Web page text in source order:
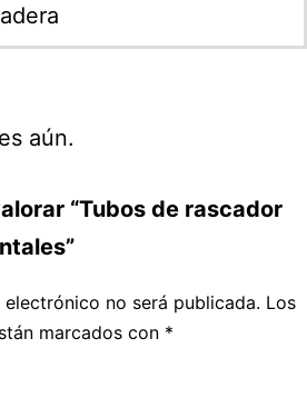
aún.
“Tubos de rascador
no será publicada. Los
marcados con *